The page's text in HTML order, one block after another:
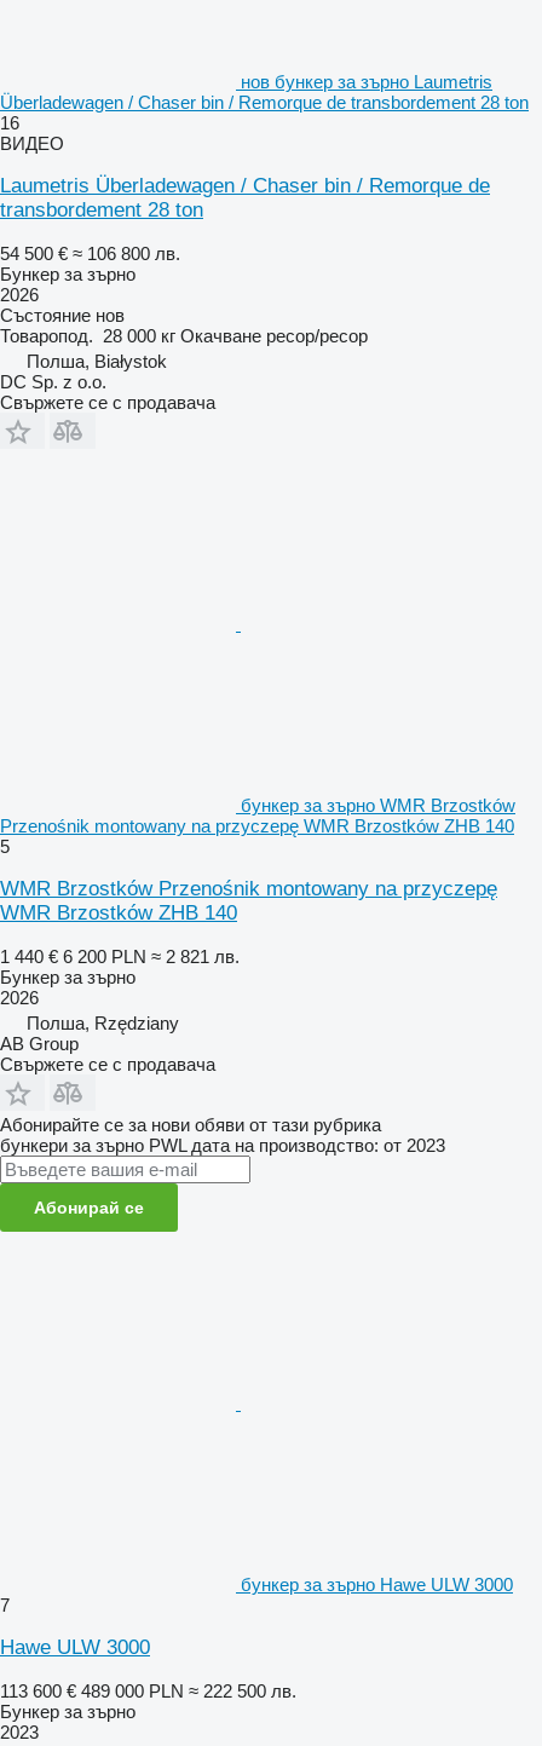
нов бункер за зърно Laumetris
Überladewagen / Chaser bin / Remorque de transbordement 28 ton
16
ВИДЕО
Laumetris Überladewagen / Chaser bin / Remorque de
transbordement 28 ton
54 500 € ≈ 106 800 лв.
Бункер за зърно
2026
Състояние нов
Товаропод. 28 000 кг Окачване ресор/ресор
Полша, Białystok
DC Sp. z o.o.
Свържете се с продавача
бункер за зърно WMR Brzostków
Przenośnik montowany na przyczepę WMR Brzostków ZHB 140
5
WMR Brzostków Przenośnik montowany na przyczepę
WMR Brzostków ZHB 140
1 440 € 6 200 PLN ≈ 2 821 лв.
Бункер за зърно
2026
Полша, Rzędziany
AB Group
Свържете се с продавача
Абонирайте се за нови обяви от тази рубрика
бункери за зърно PWL дата на производство: от 2023
Абонирай се
бункер за зърно Hawe ULW 3000
7
Hawe ULW 3000
113 600 € 489 000 PLN ≈ 222 500 лв.
Бункер за зърно
2023